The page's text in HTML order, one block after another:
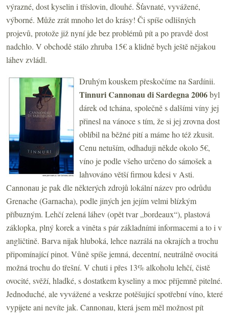
výrazné, dost kyselin i tříslovin, dlouhé. Šťavnaté, vyvážené,
výborné. Může zrát mnoho let do krásy! Či spíše odlišných
projevů, protože již nyní jde bez problémů pít a po pravdě dost
nadchlo. V obchodě stálo zhruba 15€ a klidně bych ještě nějakou
láhev zvládl.
Druhým kouskem přeskočíme na Sardínii.
Tinnuri Cannonau di Sardegna 2006byl
dárek od tchána, společně s dalšími víny jej
přinesl na vánoce s tím, že si jej zrovna dost
oblíbil na běžné pití a máme ho též zkusit.
Cenu netuším, odhaduji někde okolo 5€,
víno je podle všeho určeno do sámošek a
lahvováno větší firmou kdesi v Asti.
Cannonau je pak dle některých zdrojů lokální název pro odrůdu
Grenache (Garnacha), podle jiných jen jejím velmi blízkým
příbuzným. Lehčí zelená láhev (opět tvar „bordeaux“), plastová
záklopka, plný korek a viněta s pár základními informacemi a to i v
angličtině. Barva nijak hluboká, lehce nazrálá na okrajích a trochu
připomínající pinot. Vůně spíše jemná, decentní, neutrálně ovocitá
možná trochu do třešní. V chuti i přes 13% alkoholu lehčí, čistě
ovocité, svěží, hladké, s dostatkem kyseliny a moc příjemně pitelné.
Jednoduché, ale vyvážené a veskrze potěšující spotřební víno, které
vypijete ani nevíte jak. Cannonau, která jsem měl možnost pít